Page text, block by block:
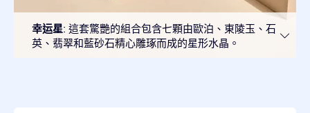
幸运星: 這套驚艷的組合包含七顆由歐泊、東陵玉、石
英、翡翠和藍砂石精心雕琢而成的星形水晶。